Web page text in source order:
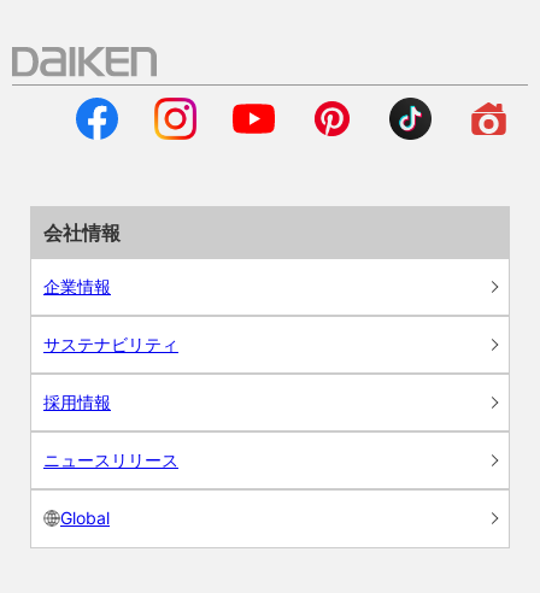
会社情報
企業情報
サステナビリティ
採用情報
ニュースリリース
Global